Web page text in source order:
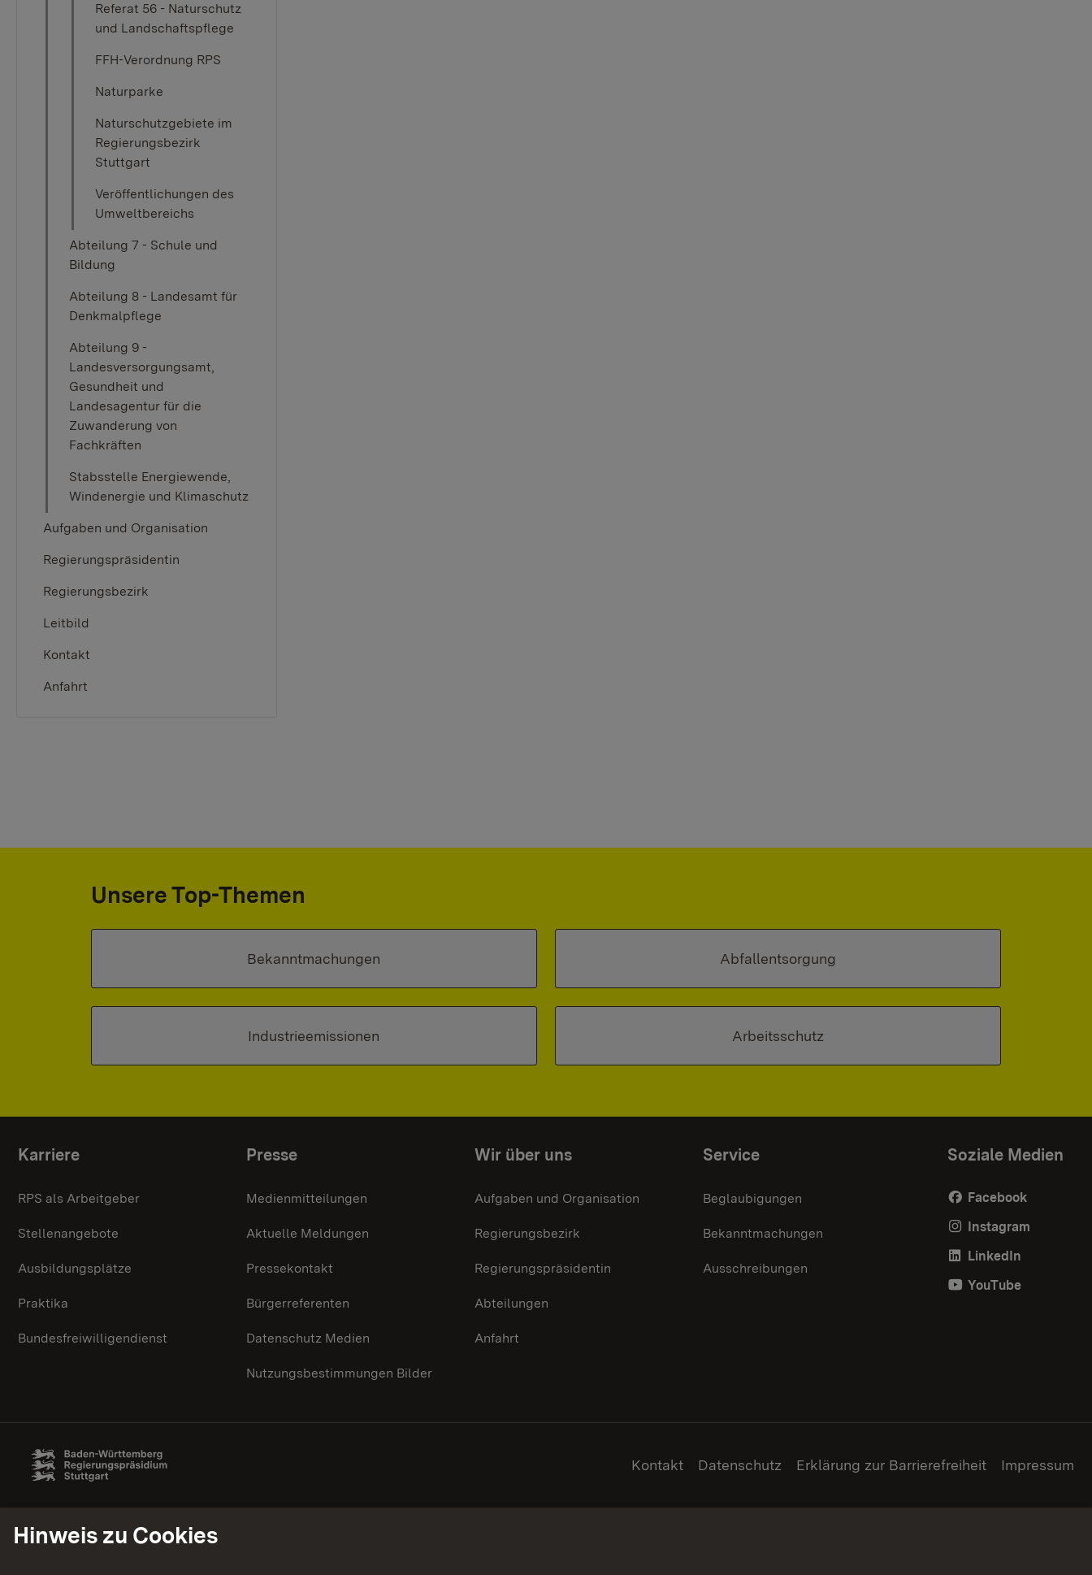
Referat 56 - Naturschutz
und Landschaftspflege
FFH-Verordnung RPS
Naturparke
Naturschutzgebiete im
Regierungsbezirk
Stuttgart
Veröffentlichungen des
Umweltbereichs
Abteilung 7 - Schule und
Bildung
Abteilung 8 - Landesamt für
Denkmalpflege
Abteilung 9 -
Landesversorgungsamt,
Gesundheit und
Landesagentur für die
Zuwanderung von
Fachkräften
Stabsstelle Energiewende,
Windenergie und Klimaschutz
Aufgaben und Organisation
Regierungspräsidentin
Regierungsbezirk
Leitbild
Kontakt
Anfahrt
Unsere Top-Themen
Bekanntmachungen Abfallentsorgung
Industrieemissionen Arbeitsschutz
Themenübersicht
Karriere
RPS als Arbeitgeber
Stellenangebote
Ausbildungsplätze
Praktika
Bundesfreiwilligendienst
Presse
Medienmitteilungen
Aktuelle Meldungen
Pressekontakt
Bürgerreferenten
Datenschutz Medien
Nutzungsbestimmungen Bilder
Wir über uns
Aufgaben und Organisation
Regierungsbezirk
Regierungspräsidentin
Abteilungen
Anfahrt
Service
Beglaubigungen
Bekanntmachungen
Ausschreibungen
Soziale Medien
Facebook
Instagram
LinkedIn
YouTube
Kontakt Datenschutz Erklärung zur Barrierefreiheit Impressum
Hinweis zu Cookies